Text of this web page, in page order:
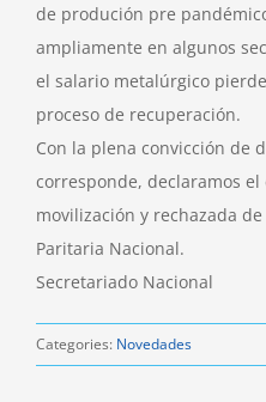
de produción pre
ampliamente en algunos
el salario metalúrgico
proceso de recuperación.
Con la plena convicción de
corresponde, declaramos
movilización y rechazada
Paritaria Nacional.
Secretariado Nacional
Categories: Novedades